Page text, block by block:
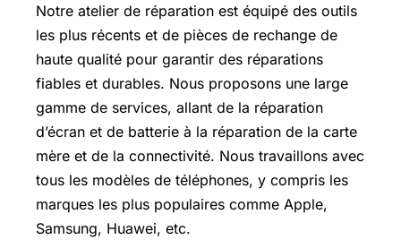
Notre atelier de réparation est équipé des outils
les plus récents et de pièces de rechange de
haute qualité pour garantir des réparations
fiables et durables. Nous proposons une large
gamme de services, allant de la réparation
d’écran et de batterie à la réparation de la carte
mère et de la connectivité. Nous travaillons avec
tous les modèles de téléphones, y compris les
marques les plus populaires comme Apple,
Samsung, Huawei, etc.